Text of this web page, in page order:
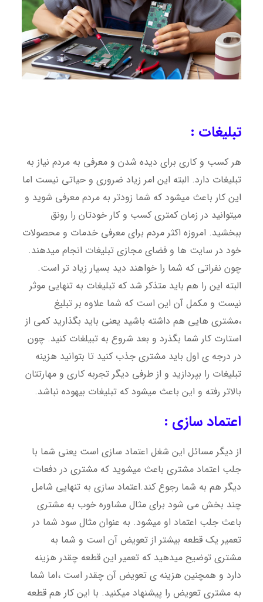
تبلیغات :
هر کسب و کاری برای دیده شدن و معرفی به مردم نیاز به
تبلیغات دارد. البته این امر زیاد ضروری و حیاتی نیست اما
این کار باعث میشود که شما زودتر به مردم معرفی شوید و
میتوانید در زمان کمتری کسب و کار خودتان را رونق
ببخشید. امروزه اکثر مردم برای معرفی خدمات و محصولات
خود در سایت ها و فضای مجازی تبلیغات انجام میدهند.
چون نفراتی که شما را خواهند دید بسیار زیاد تر است.
البته این را هم باید متذکر شد که تبلیغات به تنهایی موثر
نیست و مکمل آن این است که شما علاوه بر تبلیغ
،مشتری هایی هم داشته باشید یعنی باید بگذارید کمی از
استارت کار شما بگذرد و بعد شروع به تبیلغات کنید. چون
در درجه ی اول باید مشتری جذب کنید تا بتوانید هزینه
تبلیغات را بپردازید و از طرفی دیگر تجربه کاری و مهارتتان
بالاتر رفته و این باعث میشود که تبلیغات بیهوده نباشد.
اعتماد سازی :
از دیگر مسائل این شغل اعتماد سازی است یعنی شما با
جلب اعتماد مشتری باعث میشوید که مشتری در دفعات
دیگر هم به شما رجوع کند.اعتماد سازی به تنهایی شامل
چند بخش می شود برای مثال مشاوره خوب به مشتری
باعث جلب اعتماد او میشود. به عنوان مثال سود شما در
تعمیر یک قطعه بیشتر از تعویض آن است و شما به
مشتری توضیح میدهید که تعمیر این قطعه چقدر هزینه
دارد و همچنین هزینه ی تعویض آن چقدر است ،اما شما
به مشتری تعویض را پیشنهاد میکنید. با این کار هم قطعه